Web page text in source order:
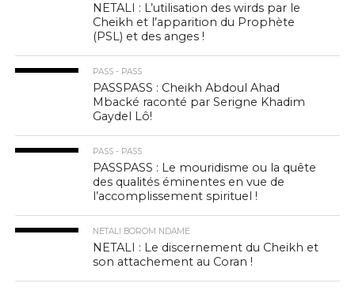
NETALI : L’utilisation des wirds par le
Cheikh et l’apparition du Prophète
(PSL) et des anges !
PASS - PASS
PASSPASS : Cheikh Abdoul Ahad
Mbacké raconté par Serigne Khadim
Gaydel Lô!
PASS - PASS
PASSPASS : Le mouridisme ou la quête
des qualités éminentes en vue de
l’accomplissement spirituel !
NETALI BOROM NDAME
NETALI : Le discernement du Cheikh et
son attachement au Coran !